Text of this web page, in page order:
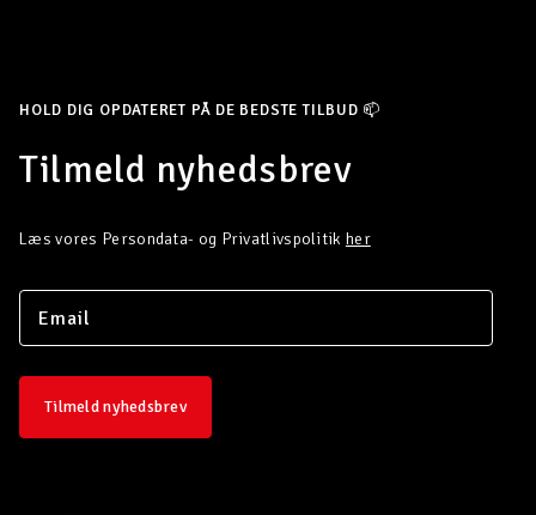
HOLD DIG OPDATERET PÅ DE BEDSTE TILBUD 📫
Tilmeld nyhedsbrev
Læs vores Persondata- og Privatlivspolitik her
Tilmeld nyhedsbrev